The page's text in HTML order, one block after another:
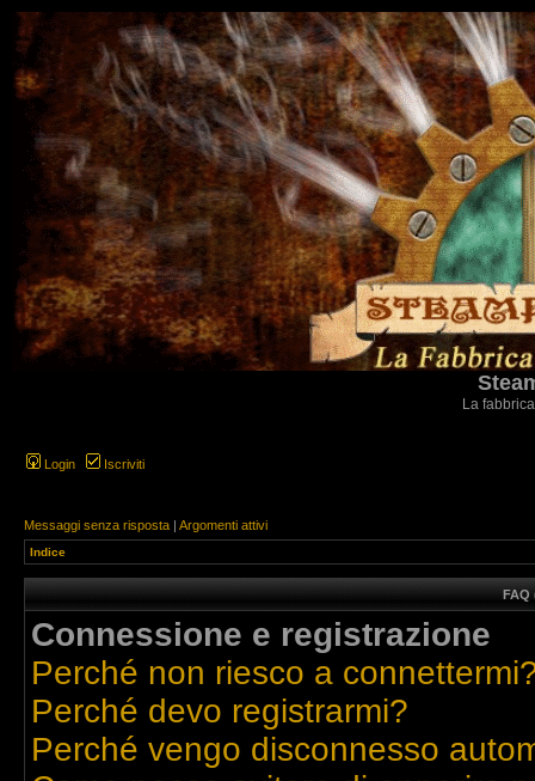
La
Login Iscriviti
Messaggi senza risposta | Argomenti attivi
Indice
FAQ
Connessione e registrazione
Perché non riesco a
Perché devo registrarmi?
Perché vengo disconnesso